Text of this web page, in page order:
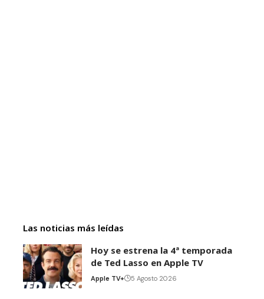
Las noticias más leídas
Hoy se estrena la 4ª temporada
de Ted Lasso en Apple TV
Apple TV+ 5 Agosto 2026